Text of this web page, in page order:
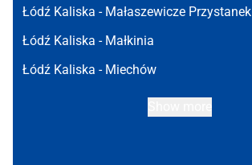
Łódź Kaliska - Małaszewicze Przystanek
Łódź Kaliska - Małkinia
Łódź Kaliska - Miechów